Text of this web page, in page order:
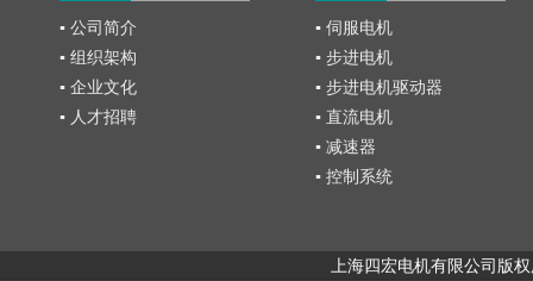
▪ 公司简介
▪ 组织架构
▪ 企业文化
▪ 人才招聘
▪ 伺服电机
▪ 步进电机
▪ 步进电机驱动器
▪ 直流电机
▪ 减速器
▪ 控制系统
上海四宏电机有限公司版